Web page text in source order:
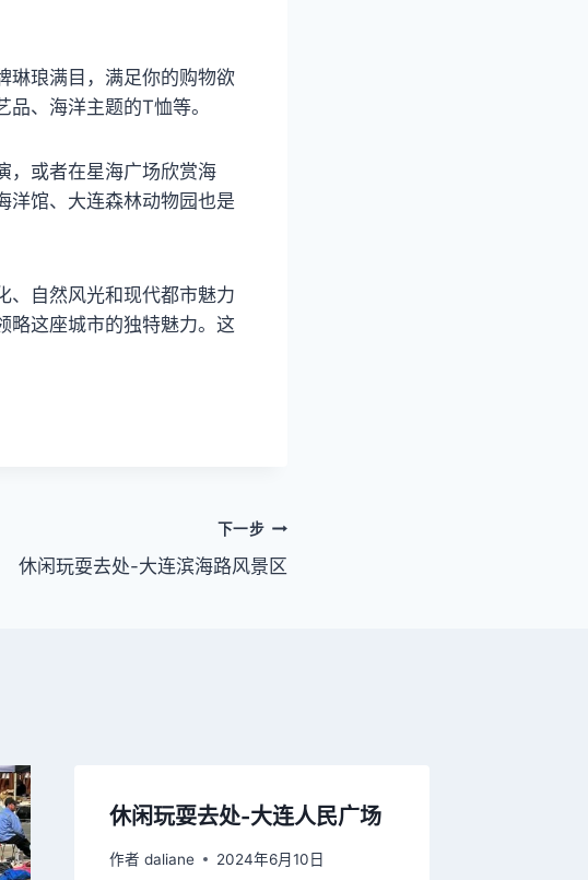
琳琅满目，满足你的购物欲
、海洋主题的T恤等。
，或者在星海广场欣赏海
洋馆、大连森林动物园也是
、自然风光和现代都市魅力
略这座城市的独特魅力。这
下一步
休闲玩耍去处-大连滨海路风景区
休闲玩耍去处-大连人民广场
作者 daliane 2024年6月10日